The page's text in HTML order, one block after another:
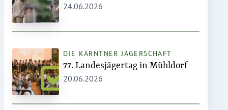
24.06.2026
DIE KÄRNTNER JÄGERSCHAFT
77. Landesjägertag in Mühldorf
20.06.2026